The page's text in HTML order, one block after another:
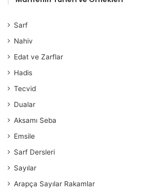
Sarf
Nahiv
Edat ve Zarflar
Hadis
Tecvid
Dualar
Aksamı Seba
Emsile
Sarf Dersleri
Sayılar
Arapça Sayılar Rakamlar